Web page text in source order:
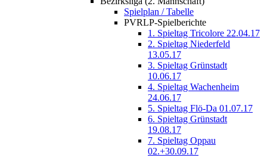
Spielplan / Tabelle
PVRLP-Spielberichte
1. Spieltag Tricolore 22.04.17
2. Spieltag Niederfeld
13.05.17
3. Spieltag Grünstadt
10.06.17
4. Spieltag Wachenheim
24.06.17
5. Spieltag Flö-Da 01.07.17
6. Spieltag Grünstadt
19.08.17
7. Spieltag Oppau
02.+30.09.17